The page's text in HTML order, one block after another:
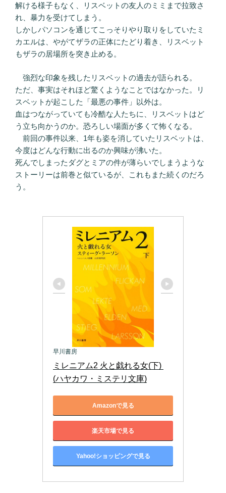
解ける様子もなく、リスベットの友人のミミまで拉致さ
れ、暴力を受けてしまう。
しかしパソコンを通じてこっそりやり取りをしていたミ
カエルは、やがてザラの正体にたどり着き、リスベット
もザラの居場所を突き止める。
強烈な印象を残したリスベットの過去が語られる。
ただ、事実はそれほど驚くようなことではなかった。リ
スベットが起こした「最悪の事件」以外は。
血はつながっていても冷酷な人たちに、リスベットはど
う立ち向かうのか。恐ろしい場面が多くて怖くなる。
前回の事件以来、1年も姿を消していたリスベットは、
今度はどんな行動に出るのか興味が沸いた。
死んでしまったダグとミアの件が薄らいでしまうような
ストーリーは前巻と似ているが、これもまた続くのだろ
う。
早川書房
ミレニアム2 火と戯れる女(下)
(ハヤカワ・ミステリ文庫)
Amazonで見る
楽天市場で見る
Yahoo!ショッピングで見る